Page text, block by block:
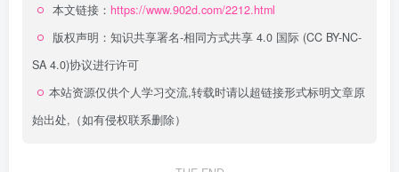
本文链接： https://www.902d.com/2212.html
版权声明： 知识共享署名-相同方式共享 4.0 国际 (CC BY-NC-
SA 4.0)协议进行许可
本站资源仅供个人学习交流,转载时请以超链接形式标明文章原
始出处,（如有侵权联系删除）